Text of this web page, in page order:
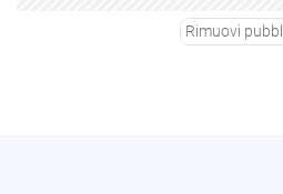
Rimuovi